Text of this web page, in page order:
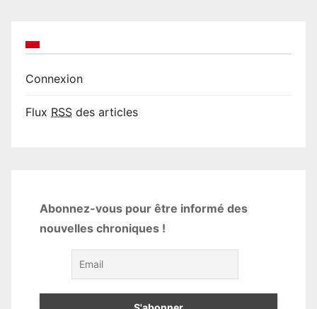
Connexion
Flux RSS des articles
Abonnez-vous pour être informé des
nouvelles chroniques !